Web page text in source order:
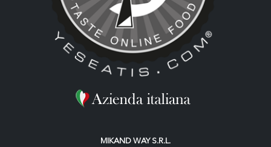
MIKAND WAY S.R.L.